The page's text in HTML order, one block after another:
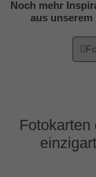
Noch mehr
aus